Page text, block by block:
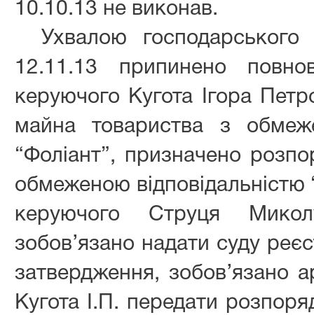
10.10.13 не виконав.
Ухвалою
12.11.13 припинено
керуючого Кугота Ігора
майна товариства з
“Фоліант”, призначено
обмеженою відповідальністю
керуючого Струця
зобов’язано надати суду
затвердження, зобов’язано
Кугота І.П. передати